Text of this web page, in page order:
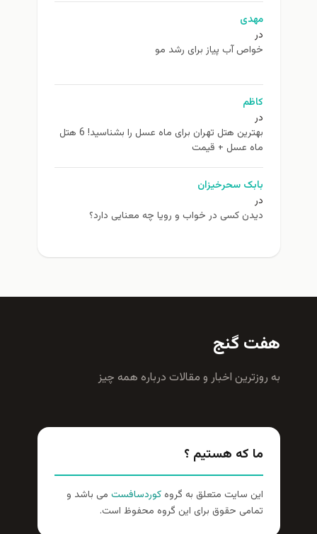
مهدی
در
خواص آب پیاز برای رشد مو
کاظم
در
بهترین هتل تهران برای ماه عسل را بشناسید! 6 هتل
ماه عسل + قیمت
بابک سحرخیزان
در
دیدن کسی در خواب و رویا چه معنایی دارد؟
هفت گنج
به روزترين اخبار و مقالات درباره همه چيز
ما که هستیم ؟
این سایت متعلق به گروهکوردسافست می باشد و
تمامی حقوق برای این گروه محفوظ است.